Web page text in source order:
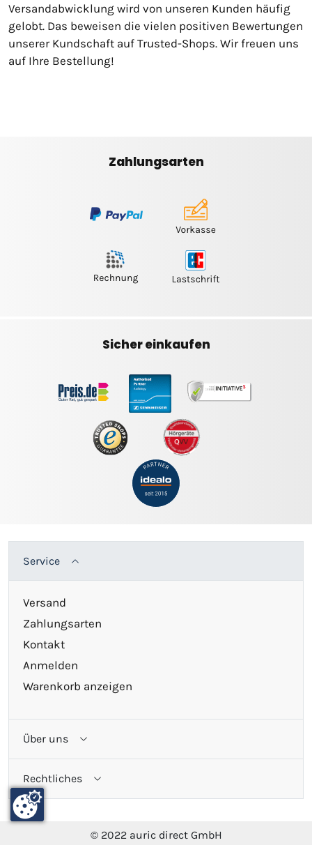
Versandabwicklung wird von unseren Kunden häufig
gelobt. Das beweisen die vielen positiven Bewertungen
unserer Kundschaft auf Trusted-Shops. Wir freuen uns
auf Ihre Bestellung!
Zahlungsarten
Sicher einkaufen
Service
Versand
Zahlungsarten
Kontakt
Anmelden
Warenkorb anzeigen
Über uns
Rechtliches
© 2022 auric direct GmbH